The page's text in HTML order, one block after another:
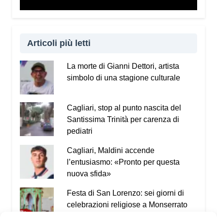
rappresenta il sostentamento e la quotidianità.
Sono aspetti umani che spesso vengono
dimenticati quando si parla soltanto di numeri e
statistiche.
Che reazione avete avuto dal pubblico,
soprattutto dai ragazzi?
Tre anni fa i ragazzi si sono emozionati molto. È
anche per questo che ho deciso di riprendere lo
spettacolo: dura circa cinquanta minuti, è di facile
fruizione e permette di affrontare questi temi senza
appesantire il pubblico. Ringrazio quindi il Festival
Percorsi Teatrali
nuovamente a Santulussurgiu. È il terzo anno di
collaborazione e ne sono particolarmente felice.
Articoli più letti
La morte di Gianni Dettori, artista
simbolo di una stagione culturale
Cagliari, stop al punto nascita del
Santissima Trinità per carenza di
pediatri
Cagliari, Maldini accende
l’entusiasmo: «Pronto per questa
nuova sfida»
Festa di San Lorenzo: sei giorni di
celebrazioni religiose a Monserrato